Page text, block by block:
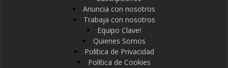
Anuncia con nosotros
Trabaja con nosotros
Equipo Clave!
Quienes Somos
Política de Privacidad
Política de Cookies